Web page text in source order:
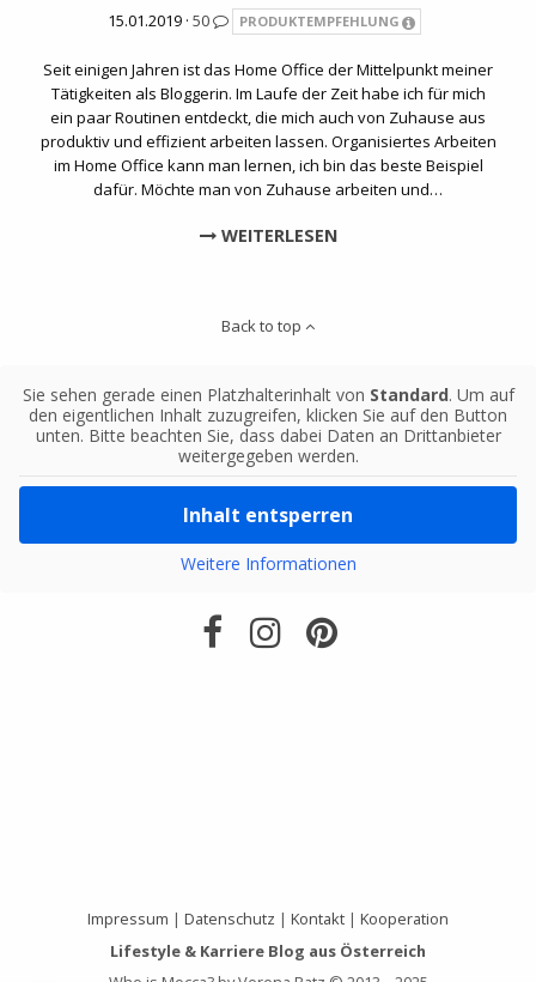
15.01.2019 · 50 PRODUKTEMPFEHLUNG
Seit einigen Jahren ist das Home Office der Mittelpunkt meiner
Tätigkeiten als Bloggerin. Im Laufe der Zeit habe ich für mich
ein paar Routinen entdeckt, die mich auch von Zuhause aus
produktiv und effizient arbeiten lassen. Organisiertes Arbeiten
im Home Office kann man lernen, ich bin das beste Beispiel
dafür. Möchte man von Zuhause arbeiten und…
WEITERLESEN
Back to top
Sie sehen gerade einen Platzhalterinhalt von Standard. Um auf
den eigentlichen Inhalt zuzugreifen, klicken Sie auf den Button
unten. Bitte beachten Sie, dass dabei Daten an Drittanbieter
weitergegeben werden.
Inhalt entsperren
Weitere Informationen
Impressum | Datenschutz | Kontakt | Kooperation
Lifestyle & Karriere Blog aus Österreich